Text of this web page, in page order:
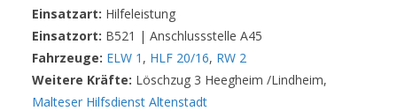
Einsatzart: Hilfeleistung
Einsatzort: B521 | Anschlussstelle A45
Fahrzeuge: ELW 1 , HLF 20/16, RW 2
Weitere Kräfte: Löschzug 3 Heegheim /Lindheim,
Malteser Hilfsdienst Altenstadt